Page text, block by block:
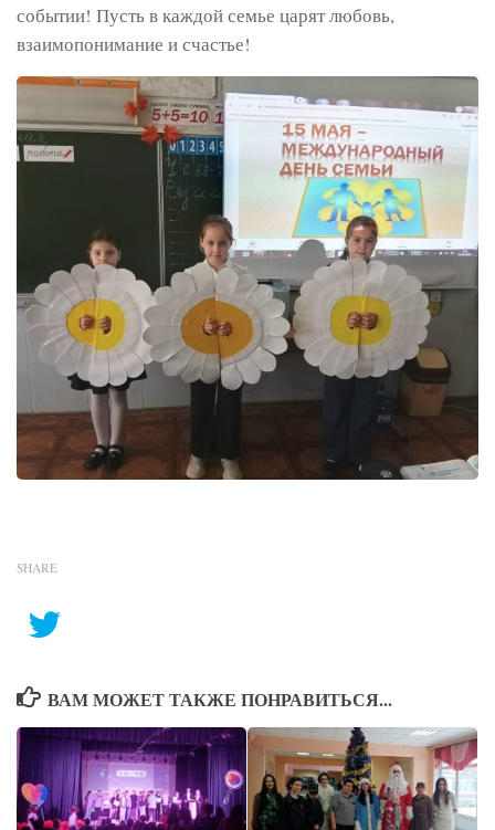
событии! Пусть в каждой семье царят любовь,
взаимопонимание и счастье!
SHARE
ВАМ МОЖЕТ ТАКЖЕ ПОНРАВИТЬСЯ...